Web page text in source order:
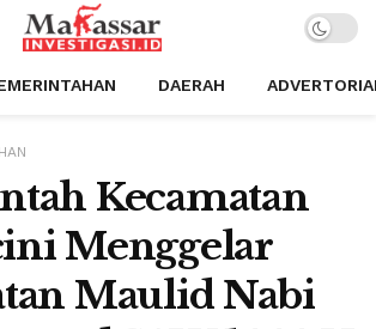
DAERAH
Kecamatan
Menggelar
Maulid Nabi